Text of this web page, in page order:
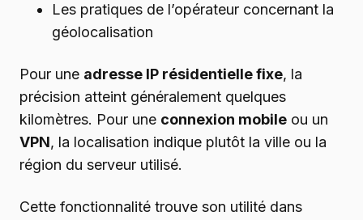
Les pratiques de l’opérateur concernant la
géolocalisation
Pour une adresse IP résidentielle fixe, la
précision atteint généralement quelques
kilomètres. Pour une connexion mobile ou un
VPN, la localisation indique plutôt la ville ou la
région du serveur utilisé.
Cette fonctionnalité trouve son utilité dans